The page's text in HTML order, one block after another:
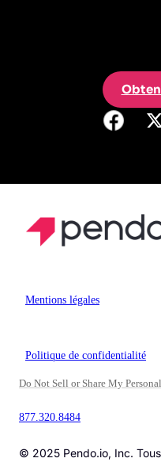
Mentions légales
Politique de confidentialité
Do Not Sell or Share My
877.320.8484
© 2025 Pendo.io, Inc.